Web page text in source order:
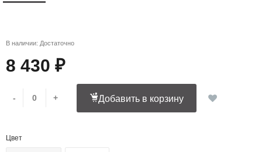
В наличии: Достаточно
8 430 ₽
- + Добавить в корзину
Цвет